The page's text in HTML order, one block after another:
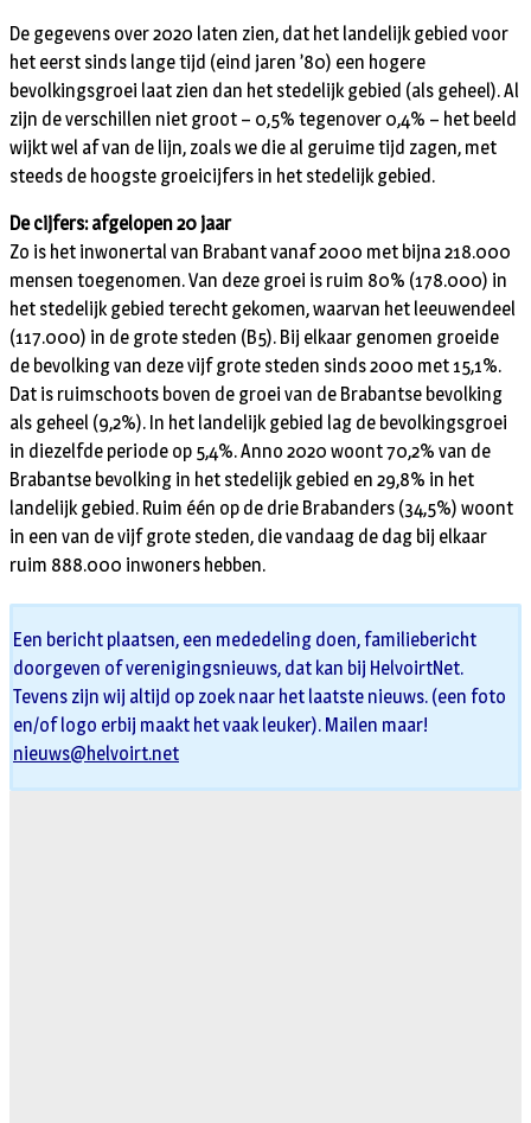
De gegevens over 2020 laten zien, dat het landelijk gebied voor
het eerst sinds lange tijd (eind jaren ’80) een hogere
bevolkingsgroei laat zien dan het stedelijk gebied (als geheel). Al
zijn de verschillen niet groot – 0,5% tegenover 0,4% – het beeld
wijkt wel af van de lijn, zoals we die al geruime tijd zagen, met
steeds de hoogste groeicijfers in het stedelijk gebied.
De cijfers: afgelopen 20 jaar
Zo is het inwonertal van Brabant vanaf 2000 met bijna 218.000
mensen toegenomen. Van deze groei is ruim 80% (178.000) in
het stedelijk gebied terecht gekomen, waarvan het leeuwendeel
(117.000) in de grote steden (B5). Bij elkaar genomen groeide
de bevolking van deze vijf grote steden sinds 2000 met 15,1%.
Dat is ruimschoots boven de groei van de Brabantse bevolking
als geheel (9,2%). In het landelijk gebied lag de bevolkingsgroei
in diezelfde periode op 5,4%. Anno 2020 woont 70,2% van de
Brabantse bevolking in het stedelijk gebied en 29,8% in het
landelijk gebied. Ruim één op de drie Brabanders (34,5%) woont
in een van de vijf grote steden, die vandaag de dag bij elkaar
ruim 888.000 inwoners hebben.
Een bericht plaatsen, een mededeling doen, familiebericht
doorgeven of verenigingsnieuws, dat kan bij HelvoirtNet.
Tevens zijn wij altijd op zoek naar het laatste nieuws. (een foto
en/of logo erbij maakt het vaak leuker). Mailen maar!
nieuws@helvoirt.net